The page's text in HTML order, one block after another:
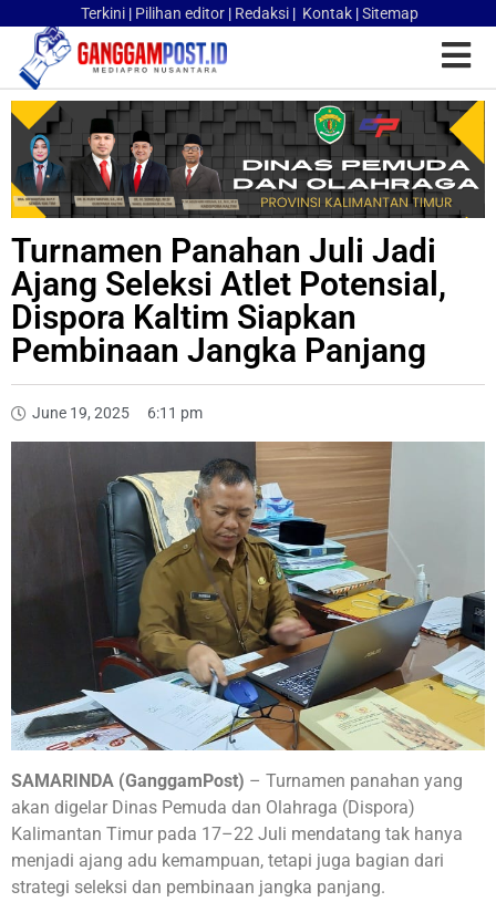
Terkini | Pilihan editor | Redaksi | Kontak |Sitemap
Turnamen Panahan Juli Jadi
Ajang Seleksi Atlet Potensial,
Dispora Kaltim Siapkan
Pembinaan Jangka Panjang
June 19, 2025 6:11 pm
SAMARINDA (GanggamPost) – Turnamen panahan yang
akan digelar Dinas Pemuda dan Olahraga (Dispora)
Kalimantan Timur pada 17–22 Juli mendatang tak hanya
menjadi ajang adu kemampuan, tetapi juga bagian dari
strategi seleksi dan pembinaan jangka panjang.